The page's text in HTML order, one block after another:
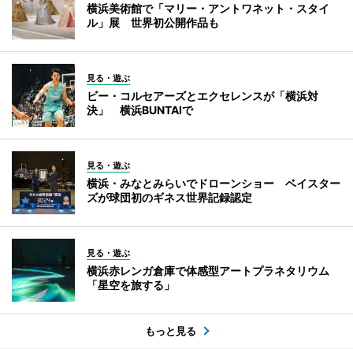
横浜美術館で「マリー・アントワネット・スタイ
ル」展 世界初公開作品も
見る・遊ぶ
ビー・コルセアーズとエクセレンスが「横浜対
決」 横浜BUNTAIで
見る・遊ぶ
横浜・みなとみらいでドローンショー ベイスター
ズが球団初のギネス世界記録認定
見る・遊ぶ
横浜赤レンガ倉庫で体感型アートプラネタリウム
「星空を旅する」
もっと見る